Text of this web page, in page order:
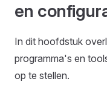
en
In dit hoofdstuk
programma's en
op te stellen.